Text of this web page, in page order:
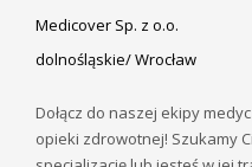
Medicover Sp. z o.o.
dolnośląskie/ Wrocław
Dołącz do naszej ekipy
opieki zdrowotnej! Szukamy